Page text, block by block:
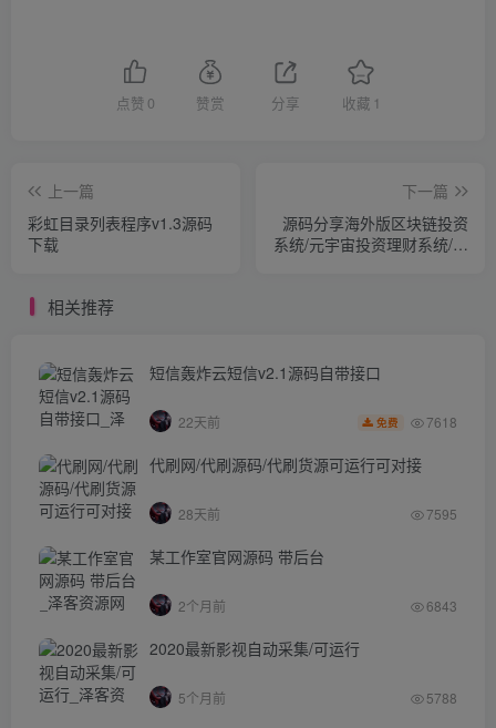
点赞 0 赞赏 分享 收藏 1
上一篇
彩虹目录列表程序v1.3源码
下载
下一篇
源码分享海外版区块链投资
系统/元宇宙投资理财系统/云
相关推荐
短信轰炸云短信v2.1源码自带接口
22天前 免费 7618
代刷网/代刷源码/代刷货源可运行可对接
28天前 7595
某工作室官网源码 带后台
2个月前 6843
2020最新影视自动采集/可运行
5个月前 5788